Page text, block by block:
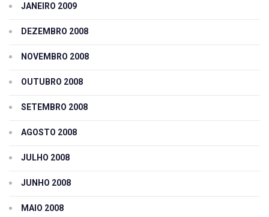
JANEIRO 2009
DEZEMBRO 2008
NOVEMBRO 2008
OUTUBRO 2008
SETEMBRO 2008
AGOSTO 2008
JULHO 2008
JUNHO 2008
MAIO 2008